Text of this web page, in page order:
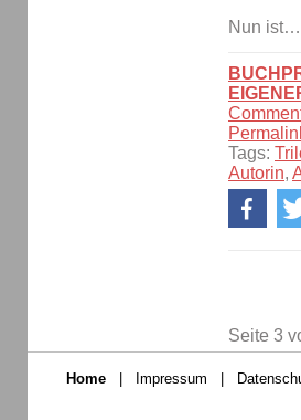
Nun ist…
Tags:
Autorin,
Seite 3
Home | Impressum |